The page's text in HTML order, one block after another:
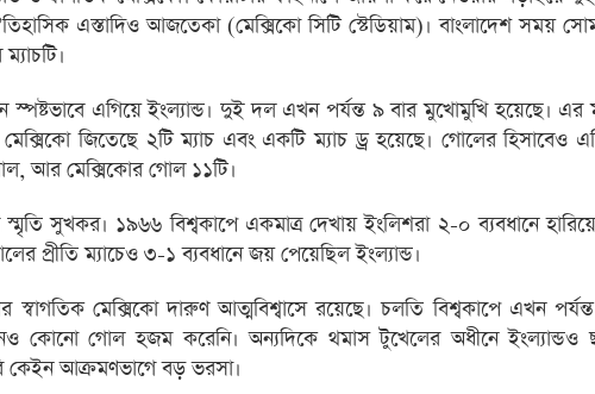
এস্তাদিও আজতেকা (মেক্সিকো সিটি স্টেডিয়াম)। বাংলাদেশ সময়
স্পষ্টভাবে এগিয়ে ইংল্যান্ড। দুই দল এখন পর্যন্ত ৯ বার মুখোমুখি হয়েছে। এর
জিতেছে ২টি ম্যাচ এবং একটি ম্যাচ ড্র হয়েছে। গোলের হিসাবেও
আর মেক্সিকোর গোল ১১টি।
স্মৃতি সুখকর। ১৯৬৬ বিশ্বকাপে একমাত্র দেখায় ইংলিশরা ২-০ ব্যবধানে
প্রীতি ম্যাচেও ৩-১ ব্যবধানে জয় পেয়েছিল ইংল্যান্ড।
স্বাগতিক মেক্সিকো দারুণ আত্মবিশ্বাসে রয়েছে। চলতি বিশ্বকাপে এখন
কোনো গোল হজম করেনি। অন্যদিকে থমাস টুখেলের অধীনে ইংল্যান্ডও
কেইন আক্রমণভাগে বড় ভরসা।